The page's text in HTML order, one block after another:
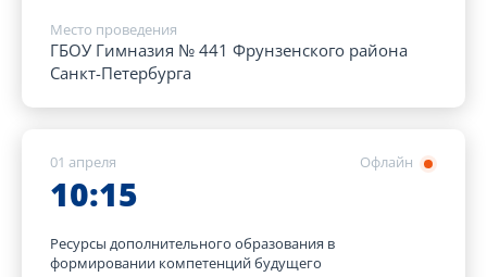
Место проведения
ГБОУ Гимназия № 441 Фрунзенского района
Санкт-Петербурга
Офлайн
01 апреля
10:15
Ресурсы дополнительного образования в
формировании компетенций будущего